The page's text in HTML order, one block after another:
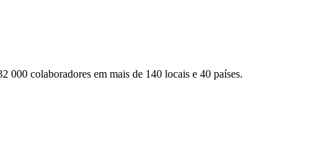
000 colaboradores em mais de 140 locais e 40 países.